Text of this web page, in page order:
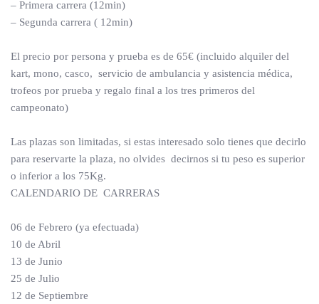
– Primera carrera (12min)
– Segunda carrera ( 12min)
El precio por persona y prueba es de 65€ (incluido alquiler del
kart, mono, casco, servicio de ambulancia y asistencia médica,
trofeos por prueba y regalo final a los tres primeros del
campeonato)
Las plazas son limitadas, si estas interesado solo tienes que decirlo
para reservarte la plaza, no olvides decirnos si tu peso es superior
o inferior a los 75Kg.
CALENDARIO DE CARRERAS
06 de Febrero (ya efectuada)
10 de Abril
13 de Junio
25 de Julio
12 de Septiembre